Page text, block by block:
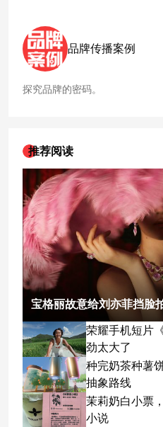
品牌传播案例
探究品牌的密码。
推荐阅读
宝格丽故意给刘亦菲挡脸
荣耀手机短片
劲太大了
种完奶茶种薯
抽象路线
茉莉奶白小票
小说